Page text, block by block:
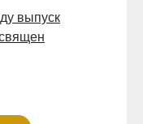
выпуск